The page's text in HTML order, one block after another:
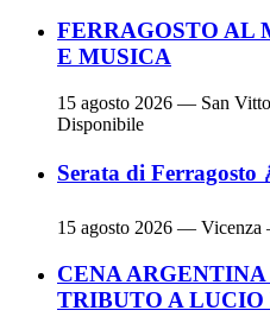
FERRAGOSTO AL
E MUSICA
15 agosto 2026 — San
Disponibile
Serata di
15 agosto 2026 — Vicenza
CENA
TRIBUTO A